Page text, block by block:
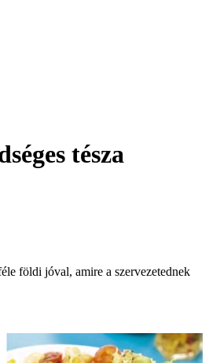
tésza
földi jóval, amire a szervezetednek